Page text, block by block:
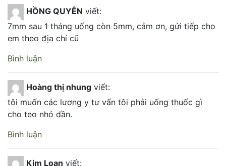
HỒNG QUYÊN viết:
7mm sau 1 tháng uống còn 5mm, cảm ơn, gửi tiếp cho
em theo địa chỉ cũ
Bình luận
Hoàng thị nhung viết:
tôi muốn các lương y tư vấn tôi phải uống thuốc gì
cho teo nhỏ dần.
Bình luận
Kim Loan viết: